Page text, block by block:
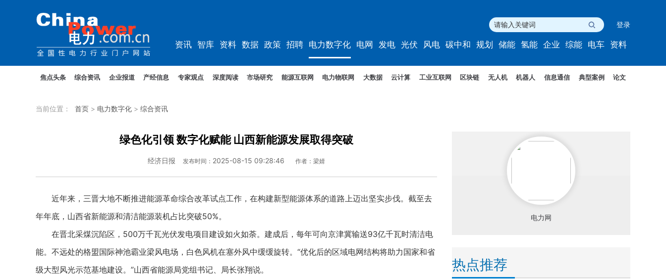
登录
资讯 智库 资料 数据 政策 招聘 电力数字化 电网 发电 光伏 风电 碳中和 规划 储能 氢能 企业 综能 电车 资料
焦点头条 综合资讯 企业报道 产经信息 专家观点 深度阅读 市场研究 能源互联网 电力物联网 大数据 云计算 工业互联网 区块链 无人机 机器人 信息通信 典型案例 论文
当前位置： 首页 > 电力数字化 > 综合资讯
绿色化引领 数字化赋能 山西新能源发展取得突破
经济日报 发布时间： 2025-08-15 09:28:46 作者：梁婧
近年来，三晋大地不断推进能源革命综合改革试点工作，在构建新型能源体系的道路上迈出坚实步伐。截至去
年年底，山西省新能源和清洁能源装机占比突破50%。
在晋北采煤沉陷区，500万千瓦光伏发电项目建设如火如荼。建成后，每年可向京津冀输送93亿千瓦时清洁电
能。不远处的格盟国际神池霸业梁风电场，白色风机在塞外风中缓缓旋转。“优化后的区域电网结构将助力国家和省
级大型风光示范基地建设。”山西省能源局党组书记、局长张翔说。
电力网
热点推荐